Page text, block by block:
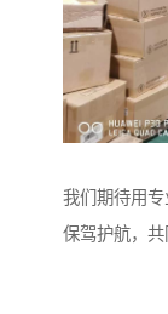
我们期待用
保驾护航，共